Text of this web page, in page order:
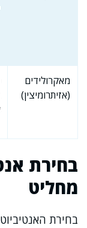
מאקרולידים
(אזיתרומיצין)
בחירת
מחליט
בחירת